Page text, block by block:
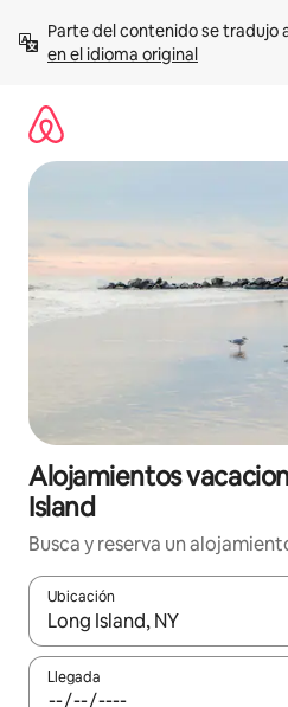
contenido
Parte del contenido se
en el idioma original
Alojamientos
Island
Busca y reserva un
Ubicación
Cuando los resultados estén
Llegada